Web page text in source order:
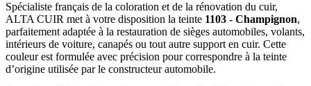
Spécialiste français de la coloration et de la rénovation du cuir,
ALTA CUIR met à votre disposition la teinte 1103 - Champignon,
parfaitement adaptée à la restauration de sièges automobiles, volants,
intérieurs de voiture, canapés ou tout autre support en cuir. Cette
couleur est formulée avec précision pour correspondre à la teinte
d’origine utilisée par le constructeur automobile.